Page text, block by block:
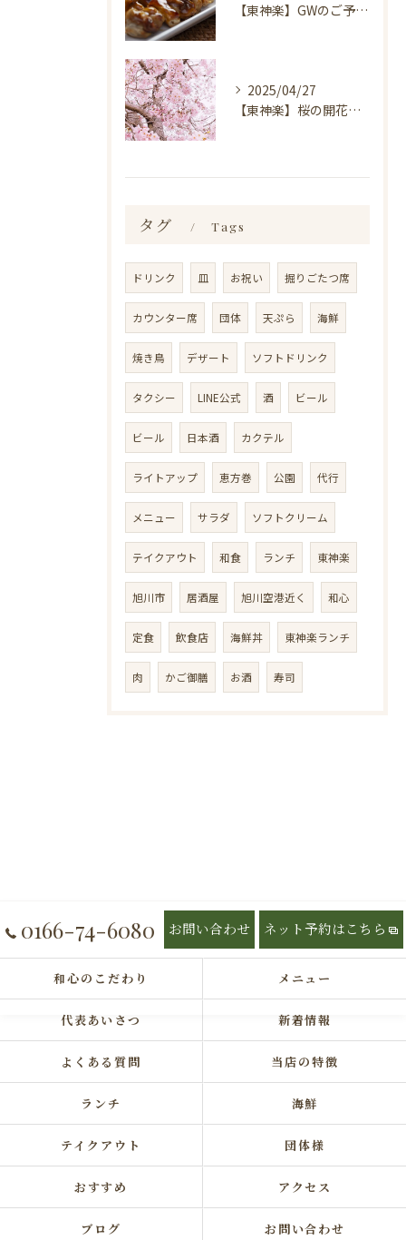
【東神楽】GWのご予約受付中！｜ランチ・喫茶＆居酒屋 和心
2025/04/27
【東神楽】桜の開花情報＆お花見スポット｜ランチ・喫茶＆居酒屋 和心
タグ Tags
ドリンク 皿 お祝い 掘りごたつ席
カウンター席 団体 天ぷら 海鮮
焼き鳥 デザート ソフトドリンク
タクシー LINE公式 酒 ビール
ビール 日本酒 カクテル
ライトアップ 恵方巻 公園 代行
メニュー サラダ ソフトクリーム
テイクアウト 和食 ランチ 東神楽
旭川市 居酒屋 旭川空港近く 和心
定食 飲食店 海鮮丼 東神楽ランチ
肉 かご御膳 お酒 寿司
0166-74-6080 お問い合わせ ネット予約はこちら
和心のこだわり メニュー
代表あいさつ 新着情報
よくある質問 当店の特徴
ランチ 海鮮
テイクアウト 団体様
おすすめ アクセス
ブログ お問い合わせ